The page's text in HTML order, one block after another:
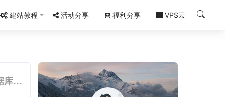
建站教程 活动分享 福利分享 VPS云
【阿里云】双十一/11.11上云狂欢节：云服务器年付85元起,云数据库19.9元/年起,com域名23元起